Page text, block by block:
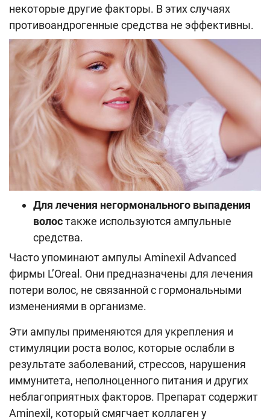
некоторые другие факторы. В этих случаях
противоандрогенные средства не эффективны.
Для лечения негормонального выпадения
волостакже используются ампульные
средства.
Часто упоминают ампулы Aminexil Advanced
фирмы L’Oreal. Они предназначены для лечения
потери волос, не связанной с гормональными
изменениями в организме.
Эти ампулы применяются для укрепления и
стимуляции роста волос, которые ослабли в
результате заболеваний, стрессов, нарушения
иммунитета, неполноценного питания и других
неблагоприятных факторов. Препарат содержит
Aminexil, который смягчает коллаген у